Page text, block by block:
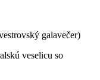
galavečer)
veselicu so